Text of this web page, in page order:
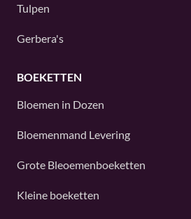
Tulpen
Gerbera's
BOEKETTEN
Bloemen in Dozen
Bloemenmand Levering
Grote Bleoemenboeketten
Kleine boeketten